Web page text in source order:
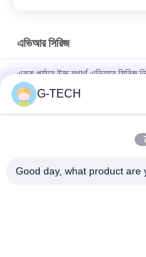
এভিআর সিরিজ
একক পর্যায়ে উচ্চ যথার্থ এভিআর সিরিজ
স্বয়ংক্রিয় ভোল্টেজ নিয়ন্ত্রক এভিআর
স্ট্যাবিলাইজার বাড়ির জন্য
3 কেভিএ এভিআর সিরিজ একক ফেজ এসি
G-TECH
Good day, what product are